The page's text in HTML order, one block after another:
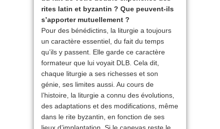
rites latin et byzantin ? Que peuvent-ils
s’apporter mutuellement ?
Pour des bénédictins, la liturgie a toujours
un caractère essentiel, du fait du temps
qu’ils y passent. Elle garde ce caractère
formateur que lui voyait DLB. Cela dit,
chaque liturgie a ses richesses et son
génie, ses limites aussi. Au cours de
l’histoire, la liturgie a connu des évolutions,
des adaptations et des modifications, même
dans le rite byzantin, en fonction de ses